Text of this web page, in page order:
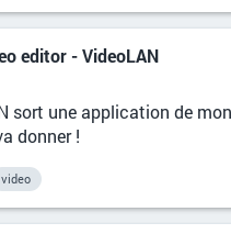
editor - VideoLAN
sort une application de
donner !
video